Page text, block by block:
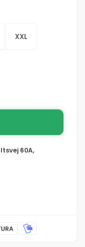
XXL
60A,